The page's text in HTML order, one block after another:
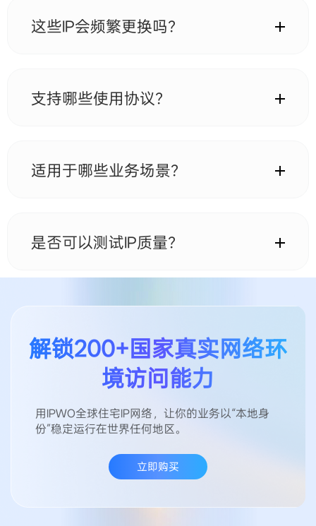
于长期稳定业务场景。
这些IP会频繁更换吗？
在有效期内保持稳定不变。
支持哪些使用协议？
适用于哪些业务场景？
求。
是否可以测试IP质量？
可以。IPWO支持免费测试，用户可以在正式使用前验
解锁200+国家真实网络环
境访问能力
用IPWO全球住宅IP网络，让你的业务以“本地身
份”稳定运行在世界任何地区。
立即购买